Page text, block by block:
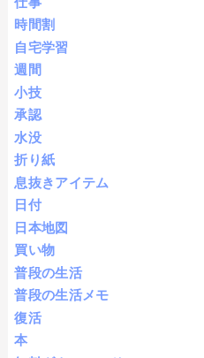
時間割
自宅学習
週間
小技
承認
水没
折り紙
息抜きアイテム
日付
日本地図
買い物
普段の生活
普段の生活メモ
復活
本